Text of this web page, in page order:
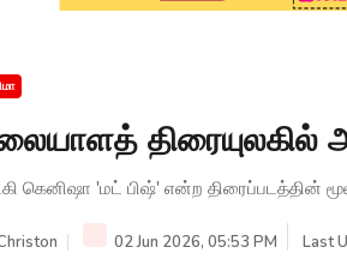
திரையுலகில்
கெனிஷா 'மட் பிஷ்' என்ற திரைப்படத்தின்
02 Jun 2026, 05:53 PM Last